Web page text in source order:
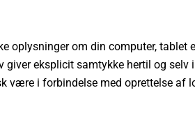
oplysninger om din computer, tablet
eksplicit samtykke hertil og
være i forbindelse med oprettelse af